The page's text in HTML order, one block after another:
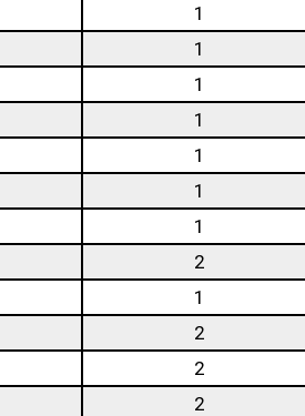
1
1
1
1
1
1
1
2
1
2
2
2